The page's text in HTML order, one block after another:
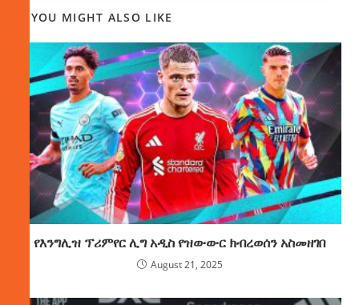
YOU MIGHT ALSO LIKE
የእንግሊዝ ፕሪምየር ሊግ አዲስ የዝውውር ክብረወሰን አስመዘገበ
August 21, 2025